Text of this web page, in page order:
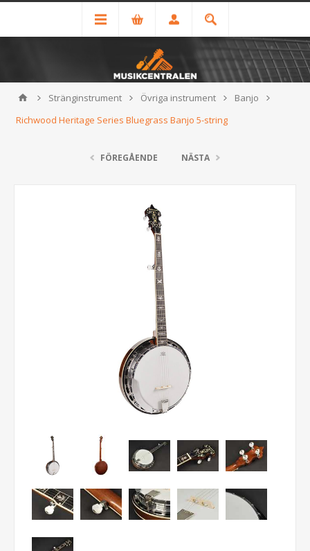
Stränginstrument Övriga instrument
Banjo
Richwood Heritage Series Bluegrass Banjo 5-string
FÖREGÅENDE NÄSTA